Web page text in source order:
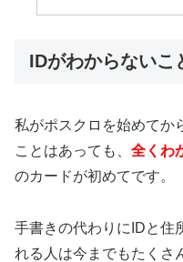
IDがわからないこ
私がポスクロを始めてか
ことはあっても、 全くわ
のカードが初めてです。
手書きの代わりにIDと住
れる人は今までもたくさ